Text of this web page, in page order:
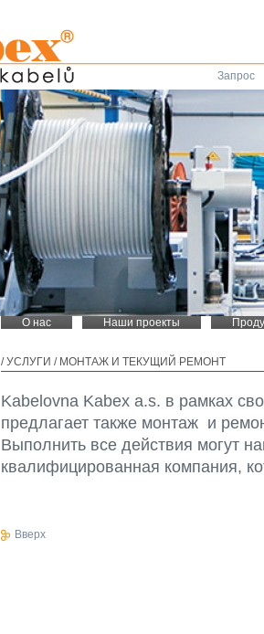
Запрос
О нас Наши проекты
/УСЛУГИ / МОНТАЖ И ТЕКУЩИЙ РЕМОНТ
Kabelovna Kabex a.s. в рамках
предлагает также монтаж и
Выполнить все действия могут
квалифицированная компания,
Вверх